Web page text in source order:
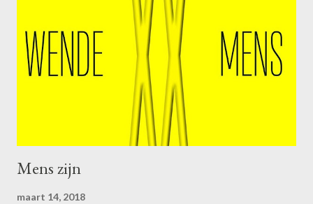
mix van water, rots en duisternis. Met als slotscène natuurlijk
het beeld van die laatste man die, verzwakt maar dankbaar, de
grot verlaat: de coach van het elftal. Een voormalige monnik, die
de jongens leerde mediteren om rustig te blijven tijdens het
hoopvolle wachten. Die het schaarse eten onder de jongens
verdeelde, niet wetend hoe lang ze moesten overleven...
Mens zijn
maart 14, 2018